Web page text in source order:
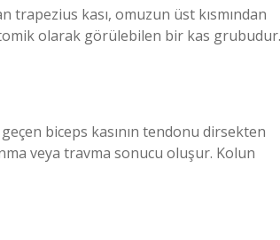
trapezius kası, omuzun üst kısmından
olarak görülebilen bir kas grubudur.
biceps kasının tendonu dirsekten
veya travma sonucu oluşur. Kolun